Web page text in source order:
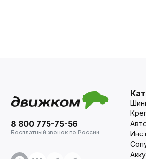
8 800 775-75-56
Бесплатный звонок по России